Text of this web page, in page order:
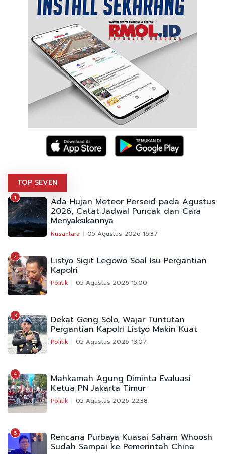
TOP SEVEN
1 Ada Hujan Meteor Perseid pada Agustus
2026, Catat Jadwal Puncak dan Cara
Menyaksikannya
Nusantara 05 Agustus 2026 16:37
2 Listyo Sigit Legowo Soal Isu Pergantian
Kapolri
Politik 05 Agustus 2026 15:00
3 Dekat Geng Solo, Wajar Tuntutan
Pergantian Kapolri Listyo Makin Kuat
Politik 05 Agustus 2026 13:07
4 Mahkamah Agung Diminta Evaluasi
Ketua PN Jakarta Timur
Politik 05 Agustus 2026 22:38
5 Rencana Purbaya Kuasai Saham Whoosh
Sudah Sampai ke Pemerintah China